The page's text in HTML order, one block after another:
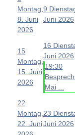
Montag,
8. Juni
2026
9
Juni 2026
15
Montag,
15. Juni
2026
16
Juni 2026
19:30
Mai ...
22
Montag,
22. Juni
23
Juni 2026